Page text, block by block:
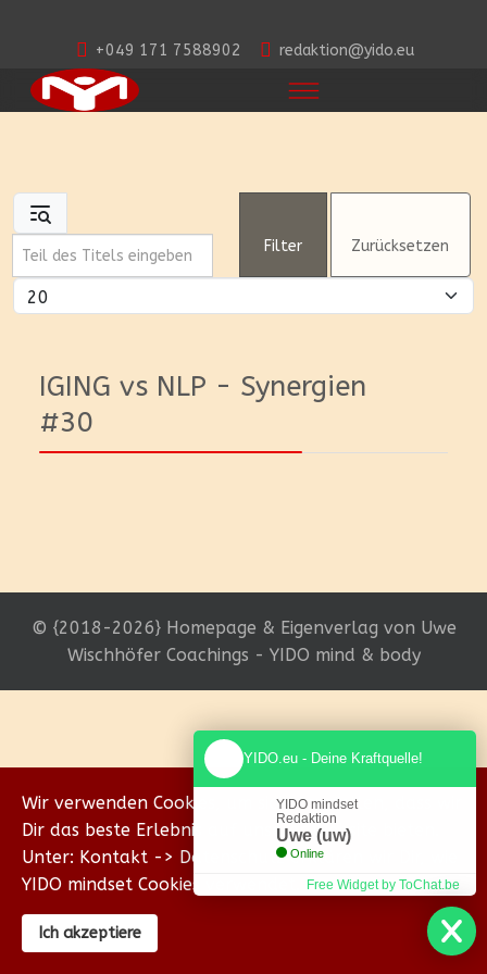
+049 171 7588902 redaktion@yido.eu
Teil des Titels eingeben
Filter Zurücksetzen
Anzeige #
IGING vs NLP - Synergien
#30
© {2018-2026} Homepage & Eigenverlag von Uwe
Wischhöfer Coachings - YIDO mind & body
Wir verwenden Cookies, um sicherzustellen, dass wir
Dir das beste Erlebnis auf unserer Website bieten.
Unter: Kontakt -> Datenschutz erklären wir Dir, wie
YIDO mindset Cookies verwendet.
Ich akzeptiere
YIDO.eu - Deine Kraftquelle!
YIDO mindset
Redaktion
Uwe (uw)
Online
Free Widget by ToChat.be